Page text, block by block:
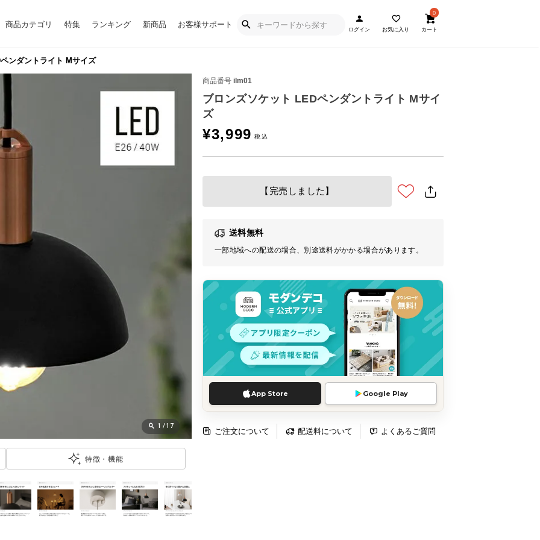
商品カテゴリ 特集 ランキング 新商品 お客様サポート
ログイン お気に入り
0
カート
ンダントライト Mサイズ
商品番号 ilm01
ブロンズソケット LEDペンダントライト Mサイ
ズ
¥3,999
【完売しました】
送料無料
一部地域への配送の場合、別途送料がかかる場合があります。
App Store Google Play
ご注文について 配送料について よくあるご質問
1 /17
特徴・機能